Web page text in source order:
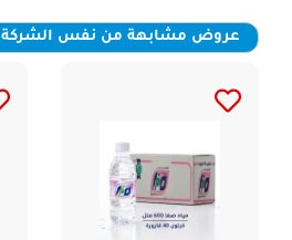
عروض مشابهة من نفس الشركة